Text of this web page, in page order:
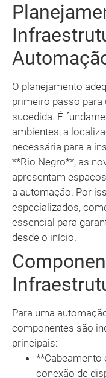
O planejamento
primeiro passo
sucedida. É
ambientes, a
necessária para a
**Rio Negro**, as
apresentam
a automação. Por
especializados,
essencial para
desde o início.
Para uma
componentes são
principais:
**Cabeamento
conexão de